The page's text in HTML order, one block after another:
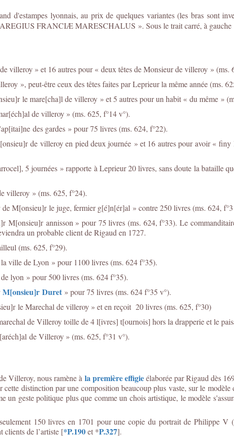
d'estampes lyonnais, au prix de quelques variantes (les bras sont
FRANCIÆ MARESCHALUS ». Sous le trait carré, à
villeroy » et 16 autres pour « deux têtes de Monsieur de villeroy » (ms.
», peut-être ceux des têtes faites par Leprieur la même année (ms.
le mare[cha]l de villeroy » et 5 autres pour un habit « du même »
de villeroy » (ms. 625, f°14 v°).
des gardes » pour 75 livres (ms. 624, f°22).
de villeroy en pied deux journée » et 16 autres pour avoir « finy
5 journées » rapporte à Leprieur 20 livres, sans doute la bataille
villeroy » (ms. 625, f°24).
M[onsieu]r le juge, fermier g[é]n[ér]al » contre 250 livres (ms. 624,
annisson » pour 75 livres (ms. 624, f°33). Le
un probable client de Rigaud en 1727.
(ms. 625, f°29).
ville de Lyon » pour 1100 livres (ms. 624 f°35).
lyon » pour 500 livres (ms. 624 f°35).
M[onsieu]r Duret » pour 75 livres (ms. 624 f°35 v°).
le Marechal de villeroy » et en reçoit 20 livres (ms. 625, f°30)
de Villeroy toille de 4 l[ivres] t[ournois] hors la drapperie et le
de Villeroy » (ms. 625, f°31 v°).
Villeroy, nous ramène à la première effigieélaborée par Rigaud dès
distinction par une composition beaucoup plus vaste, sur le
un geste politique plus que comme un chois artistique, le modèle
150 livres en 1701 pour une copie du portrait de Philippe
clients de l’artiste [*P.190et *P.327].